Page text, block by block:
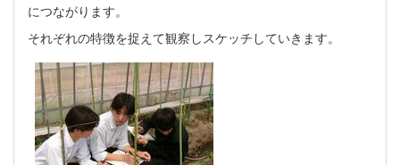
につながります。
それぞれの特徴を捉えて観察しスケッチしていきます。